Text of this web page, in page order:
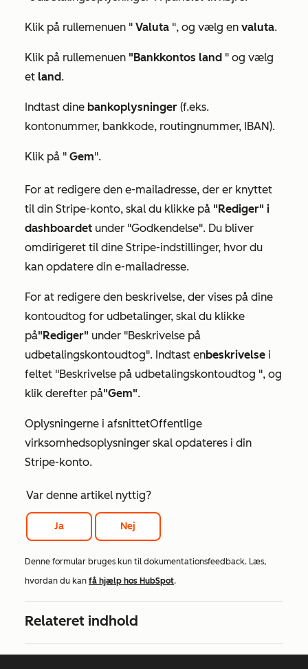
Klik på rullemenuen " Valuta ", og vælg en valuta.
Klik på rullemenuen "Bankkontos land " og vælg
et land.
Indtast dine bankoplysninger (f.eks.
kontonummer, bankkode, routingnummer, IBAN).
Klik på " Gem".
For at redigere den e-mailadresse, der er knyttet
til din Stripe-konto, skal du klikke på "Rediger" i
dashboardet under "Godkendelse". Du bliver
omdirigeret til dine Stripe-indstillinger, hvor du
kan opdatere din e-mailadresse.
For at redigere den beskrivelse, der vises på dine
kontoudtog for udbetalinger, skal du klikke
på"Rediger" under "Beskrivelse på
udbetalingskontoudtog". Indtast enbeskrivelse i
feltet "Beskrivelse på udbetalingskontoudtog ", og
klik derefter på"Gem".
Oplysningerne i afsnittetOffentlige
virksomhedsoplysninger skal opdateres i din
Stripe-konto.
Var denne artikel nyttig?
Ja Nej
Denne formular bruges kun til dokumentationsfeedback. Læs,
hvordan du kan få hjælp hos HubSpot.
Relateret indhold